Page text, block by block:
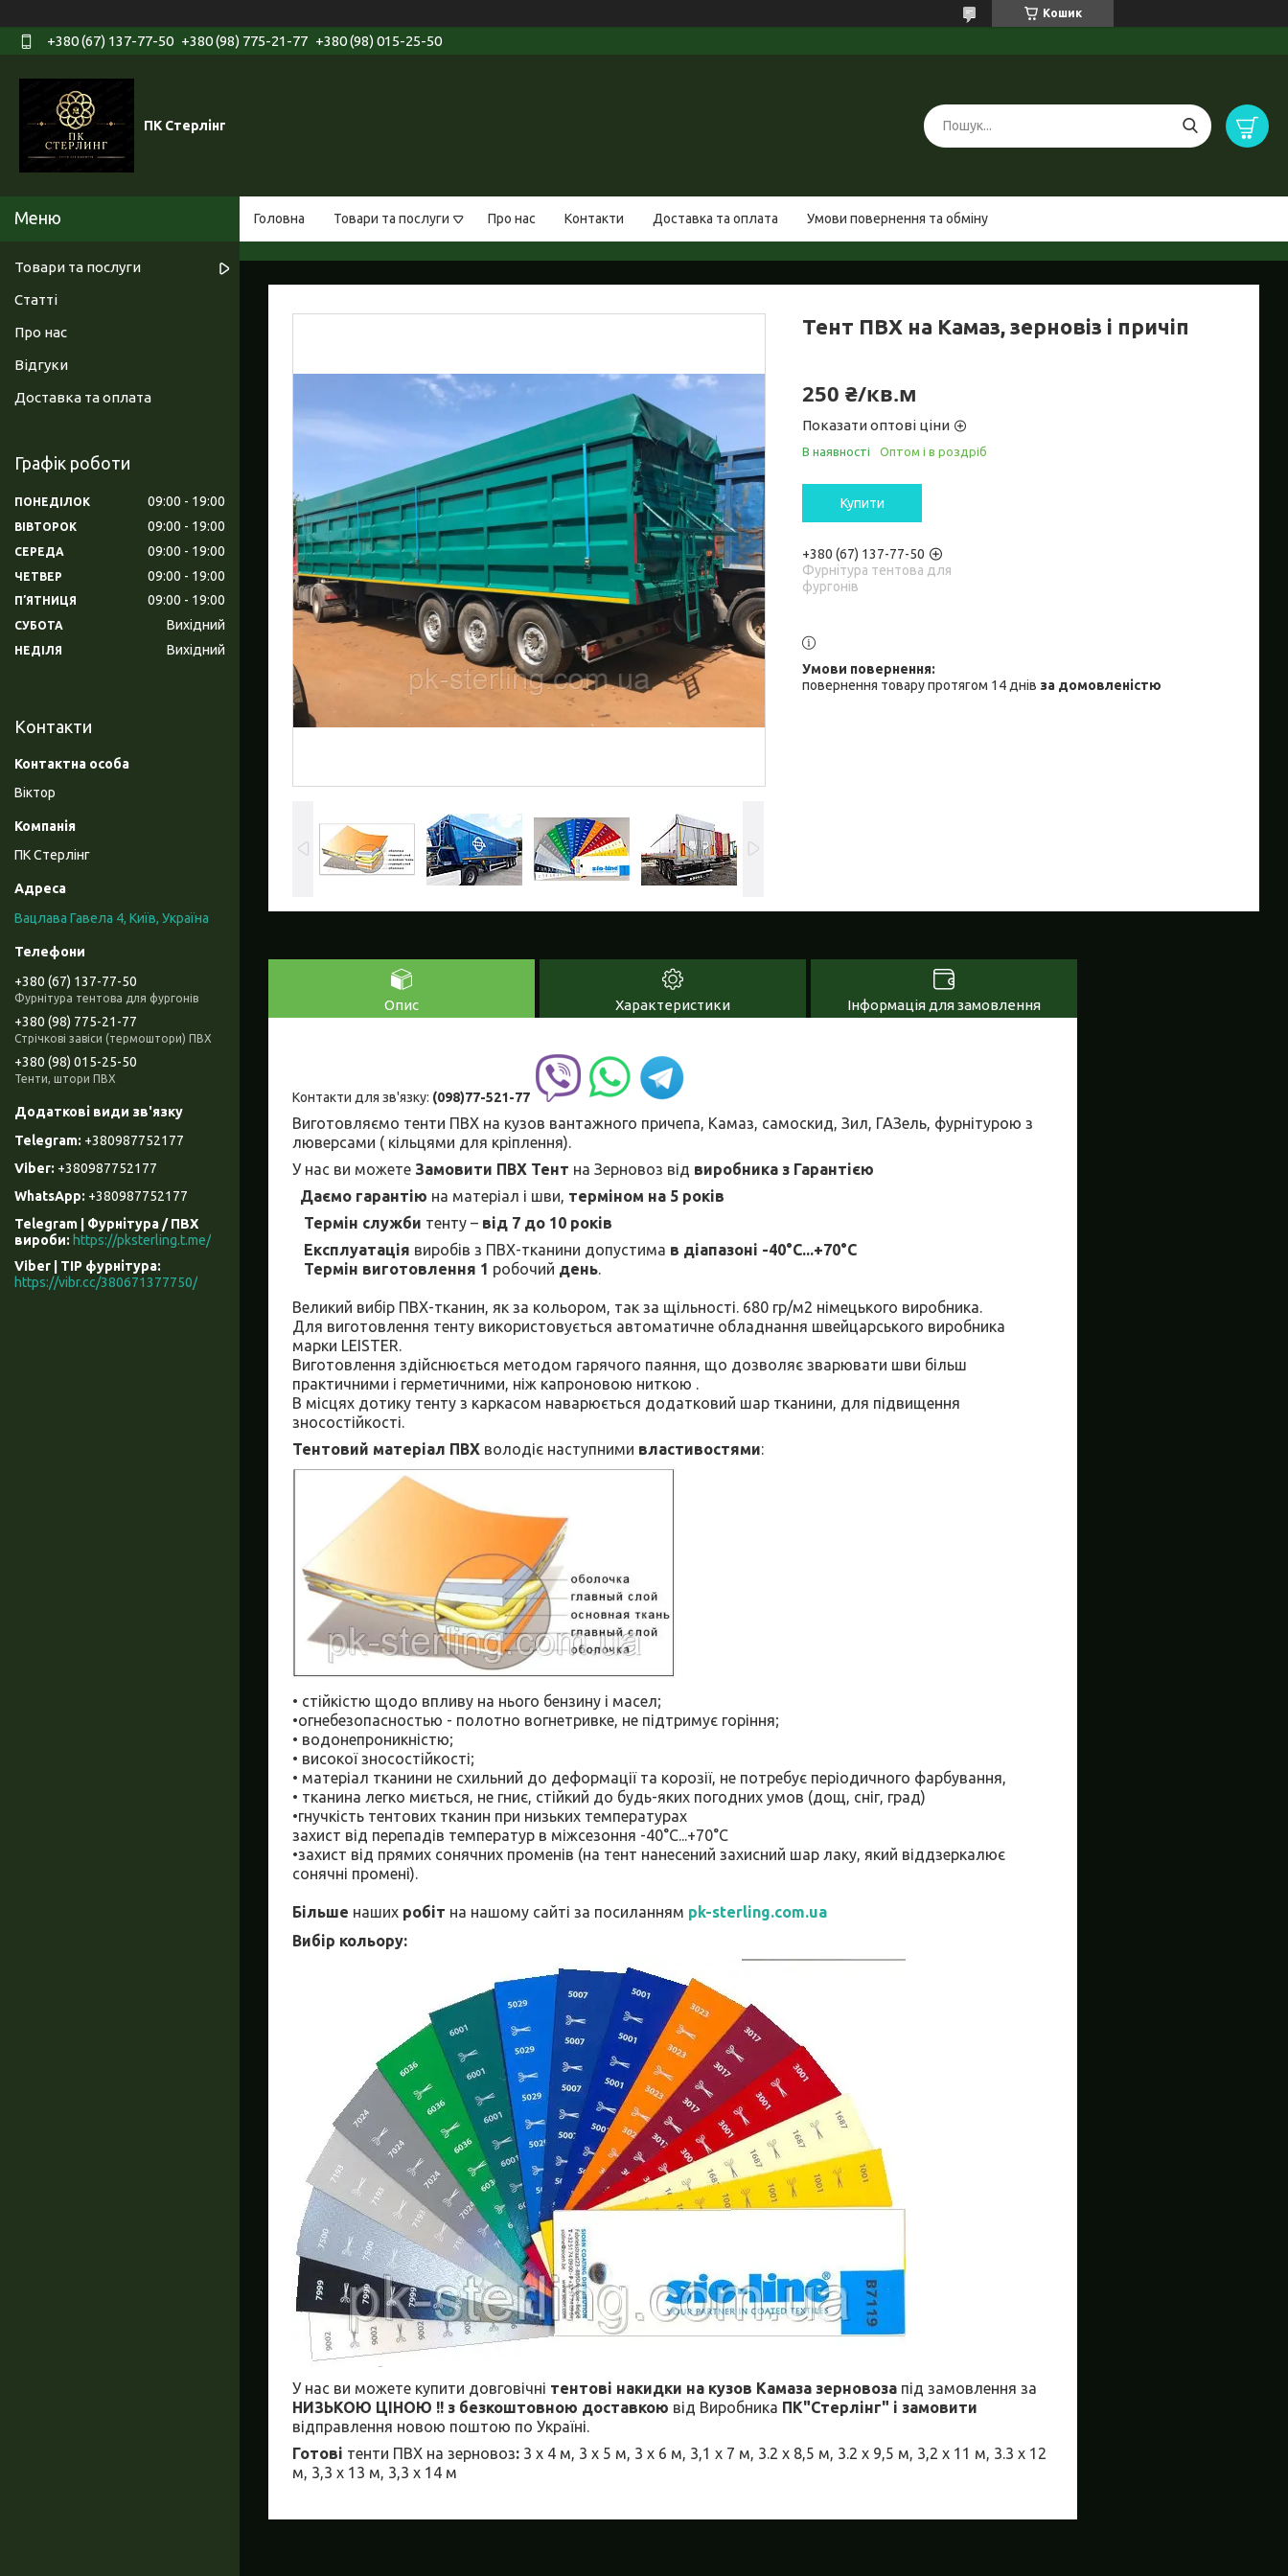
Кошик
+380 (67) 137-77-50 +380 (98) 775-21-77 +380 (98) 015-25-50
ПК Стерлінг
Головна Товари та послуги Про нас Контакти Доставка та оплата Умови повернення та обміну
Тент ПВХ на Камаз, зерновіз і причіп
250 ₴/кв.м
Показати оптові ціни
В наявності Оптом і в роздріб
Купити
+380 (67) 137-77-50
Фурнітура тентова для
фургонів
повернення товару протягом 14 днів за домовленістю
Опис Характеристики Інформація для замовлення
Контакти для зв'язку: (098)77-521-77
Виготовляємо тенти ПВХ на кузов вантажного причепа, Камаз, самоскид, Зил, ГАЗель, фурнітурою з
люверсами ( кільцями для кріплення).
У нас ви можете Замовити ПВХ Тент на Зерновоз від виробника з Гарантією
Даємо гарантію на матеріал і шви, терміном на 5 років
Термін служби тенту – від 7 до 10 років
Експлуатація виробів з ПВХ-тканини допустима в діапазоні -40°C...+70°C
Термін виготовлення 1 робочий день.
Великий вибір ПВХ-тканин, як за кольором, так за щільності. 680 гр/м2 німецького виробника.
Для виготовлення тенту використовується автоматичне обладнання швейцарського виробника
марки LEISTER.
Виготовлення здійснюється методом гарячого паяння, що дозволяє зварювати шви більш
практичними і герметичними, ніж капроновою ниткою .
В місцях дотику тенту з каркасом наварюється додатковий шар тканини, для підвищення
зносостійкості.
Тентовий матеріал ПВХ володіє наступними властивостями:
• стійкістю щодо впливу на нього бензину і масел;
•огнебезопасностью - полотно вогнетривке, не підтримує горіння;
• водонепроникністю;
• високої зносостійкості;
• матеріал тканини не схильний до деформації та корозії, не потребує періодичного фарбування,
• тканина легко миється, не гниє, стійкий до будь-яких погодних умов (дощ, сніг, град)
•гнучкість тентових тканин при низьких температурах
захист від перепадів температур в міжсезоння -40°C...+70°C
•захист від прямих сонячних променів (на тент нанесений захисний шар лаку, який віддзеркалює
сонячні промені).
Більше наших робіт на нашому сайті за посиланням pk-sterling.com.ua
Вибір кольору:
У нас ви можете купити довговічні тентові накидки на кузов Камаза зерновоза під замовлення за
НИЗЬКОЮ ЦІНОЮ !! з безкоштовною доставкою від Виробника ПК"Стерлінг" і замовити
відправлення новою поштою по Україні.
Готові тенти ПВХ на зерновоз: 3 х 4 м, 3 х 5 м, 3 х 6 м, 3,1 х 7 м, 3.2 х 8,5 м, 3.2 х 9,5 м, 3,2 х 11 м, 3.3 х 12
м, 3,3 х 13 м, 3,3 х 14 м
Товари та послуги
Статті
Про нас
Відгуки
Доставка та оплата
Графік роботи
ПОНЕДІЛОК 09:00 19:00
ВІВТОРОК 09:00 19:00
СЕРЕДА 09:00 19:00
ЧЕТВЕР 09:00 19:00
ПʼЯТНИЦЯ 09:00 19:00
СУБОТА Вихідний
НЕДІЛЯ Вихідний
Контакти
Віктор
ПК Стерлінг
Вацлава Гавела 4, Київ, Україна
+380 (67) 137-77-50
Фурнітура тентова для фургонів
+380 (98) 775-21-77
Стрічкові завіси (термоштори) ПВХ
+380 (98) 015-25-50
Тенти, штори ПВХ
+380987752177
+380987752177
+380987752177
Telegram | Фурнітура / ПВХ
вироби
https://pksterling.t.me/
Viber | ТІР фурнітура
https://vibr.cc/380671377750/